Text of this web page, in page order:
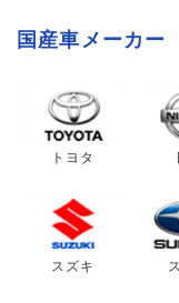
国産車メーカー
トヨタ
スズキ